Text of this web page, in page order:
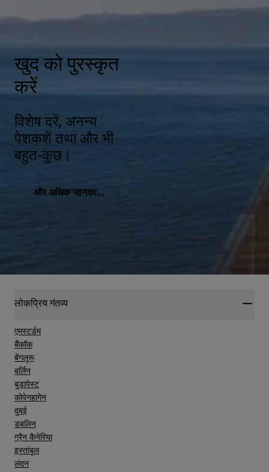
खुद को पुरस्कृत
करें
विशेष दरें, अनन्य
पेशकशें तथा और भी
बहुत-कुछ।
और अधिक जानकारी
लोकप्रिय गंतव्य
एमस्टर्डम
बैंकॉक
बेंगलूरू
बर्लिन
बुडापेस्ट
कोपेनहागेन
दुबई
डबलिन
ग्रैन कैनेरिया
इस्तांबूल
लंदन